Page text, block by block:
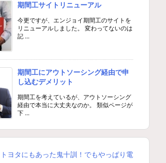
期間工サイトリニューアル
今更ですが、エンジョイ期間工のサイトを
リニューアルしました。 変わってないのは
記 ...
期間工にアウトソーシング経由で申
し込むデメリット
期間工を考えているが、アウトソーシング
経由で本当に大丈夫なのか。 類似ページが
下 ...
トヨタにもあった鬼十訓！でもやっぱり電